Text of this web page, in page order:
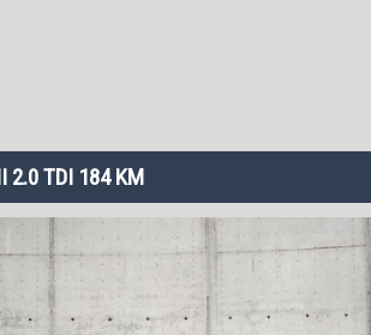
2.0 TDI 184 KM